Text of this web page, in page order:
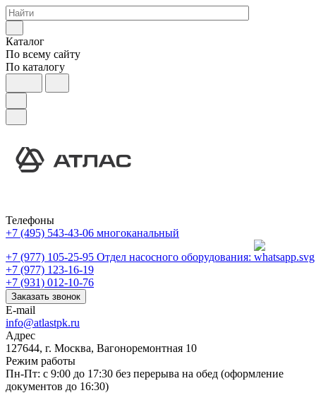
Каталог
По всему сайту
По каталогу
Телефоны
+7 (495) 543-43-06 многоканальный
+7 (977) 105-25-95 Отдел насосного оборудования:
+7 (977) 123-16-19
+7 (931) 012-10-76
Заказать звонок
E-mail
info@atlastpk.ru
Адрес
127644, г. Москва, Вагоноремонтная 10
Режим работы
Пн-Пт: с 9:00 до 17:30 без перерыва на обед (оформление
документов до 16:30)